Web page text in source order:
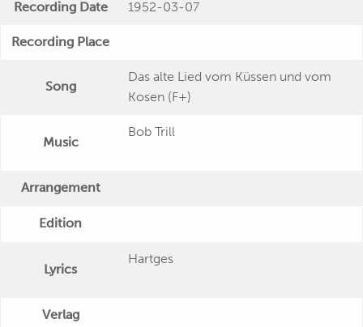
Recording Date 1952-03-07
Recording Place
Song
Das alte Lied vom Küssen und vom
Kosen (F+)
Music
Bob Trill
Arrangement
Edition
Lyrics
Hartges
Verlag